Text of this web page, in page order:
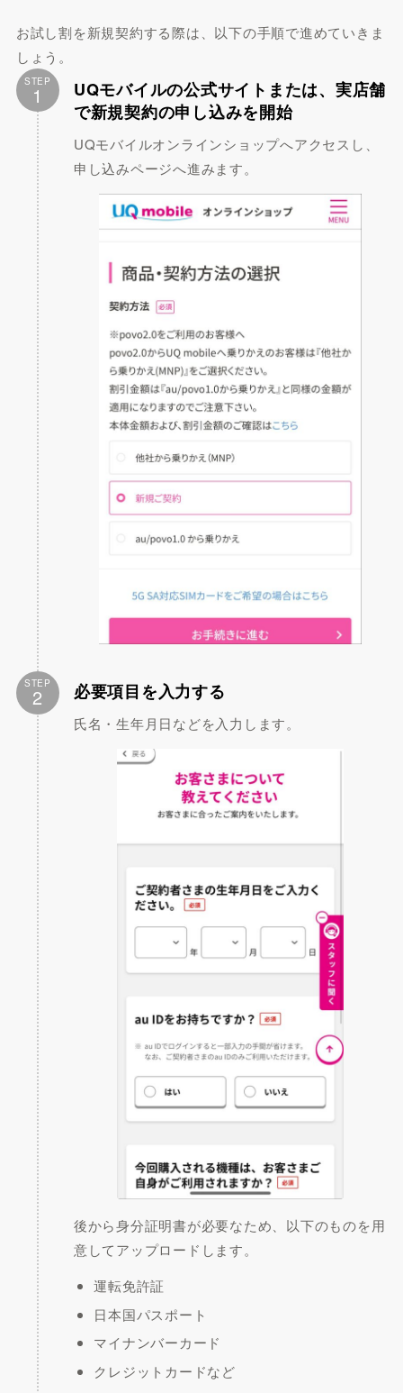
お試し割を新規契約する際は、以下の手順で進めていきま
しょう。
STEP
1
UQモバイルの公式サイトまたは、実店舗
で新規契約の申し込みを開始
UQモバイルオンラインショップへアクセスし、
申し込みページへ進みます。
STEP
2 必要項目を入力する
氏名・生年月日などを入力します。
後から身分証明書が必要なため、以下のものを用
意してアップロードします。
運転免許証
日本国パスポート
マイナンバーカード
クレジットカードなど